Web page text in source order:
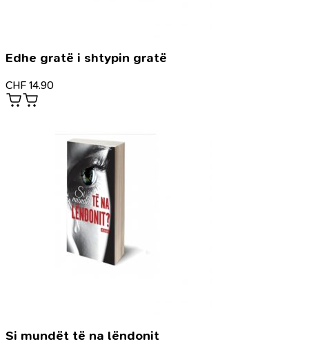
Edhe gratë i shtypin gratë
CHF 14.90
Si mundët të na lëndonit